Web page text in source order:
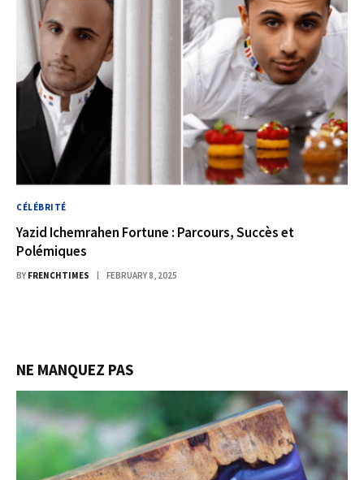
CÉLÉBRITÉ
Yazid Ichemrahen Fortune : Parcours, Succès et
Polémiques
BY FRENCHTIMES FEBRUARY 8, 2025
NE MANQUEZ PAS